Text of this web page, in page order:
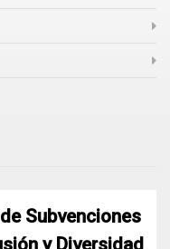
Subvenciones
y Diversidad